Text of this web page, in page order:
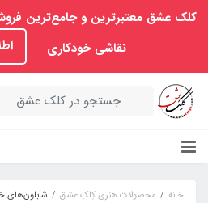
کلک عشق معتبرترین و جامع‌ترین
نقاشی خودکاری
خانه محصولات هنری کِلکِ عشق شابلون‌های